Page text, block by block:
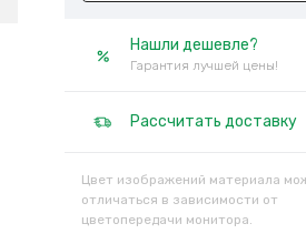
Нашли дешевле?
Гарантия лучшей цены!
Рассчитать доставку
Цвет изображений материала
отличаться в зависимости от
цветопередачи монитора.